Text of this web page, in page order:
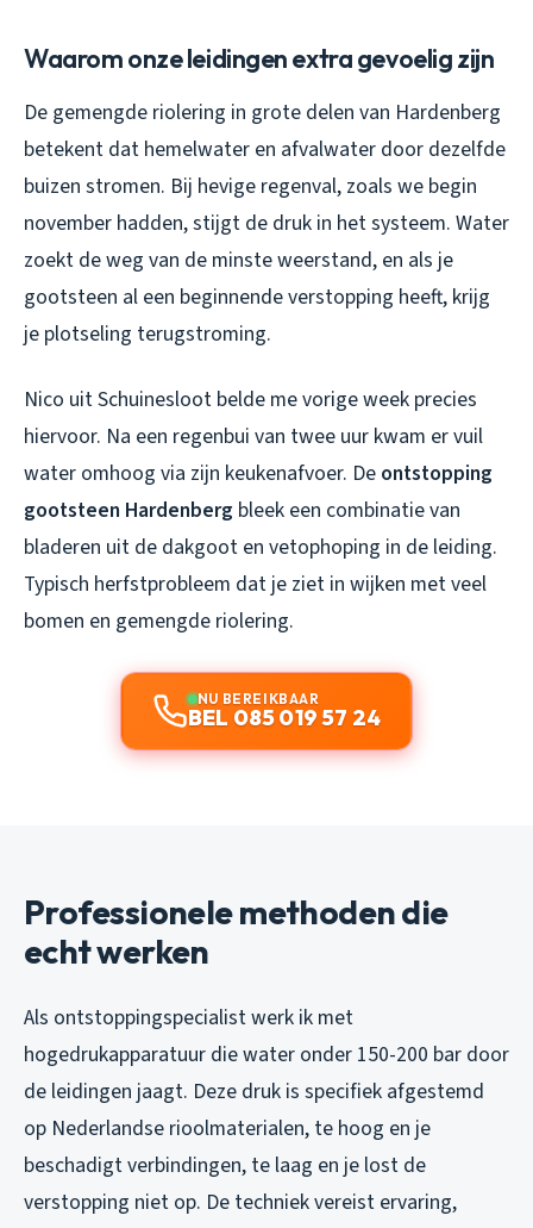
Waarom onze leidingen extra gevoelig zijn
De gemengde riolering in grote delen van Hardenberg
betekent dat hemelwater en afvalwater door dezelfde
buizen stromen. Bij hevige regenval, zoals we begin
november hadden, stijgt de druk in het systeem. Water
zoekt de weg van de minste weerstand, en als je
gootsteen al een beginnende verstopping heeft, krijg
je plotseling terugstroming.
Nico uit Schuinesloot belde me vorige week precies
hiervoor. Na een regenbui van twee uur kwam er vuil
water omhoog via zijn keukenafvoer. De ontstopping
gootsteen Hardenberg bleek een combinatie van
bladeren uit de dakgoot en vetophoping in de leiding.
Typisch herfstprobleem dat je ziet in wijken met veel
bomen en gemengde riolering.
NU BEREIKBAAR
BEL 085 019 57 24
Professionele methoden die
echt werken
Als ontstoppingspecialist werk ik met
hogedrukapparatuur die water onder 150-200 bar door
de leidingen jaagt. Deze druk is specifiek afgestemd
op Nederlandse rioolmaterialen, te hoog en je
beschadigt verbindingen, te laag en je lost de
verstopping niet op. De techniek vereist ervaring,